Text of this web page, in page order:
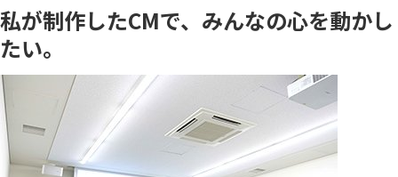
私が制作したCMで、みんなの心を動かし
たい。